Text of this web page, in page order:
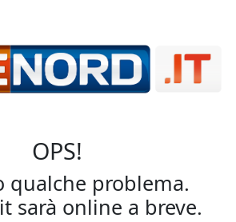
OPS!
qualche problema.
sarà online a breve.